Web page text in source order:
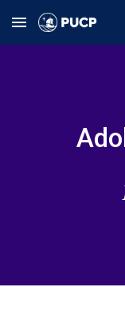
Skip to main content
A